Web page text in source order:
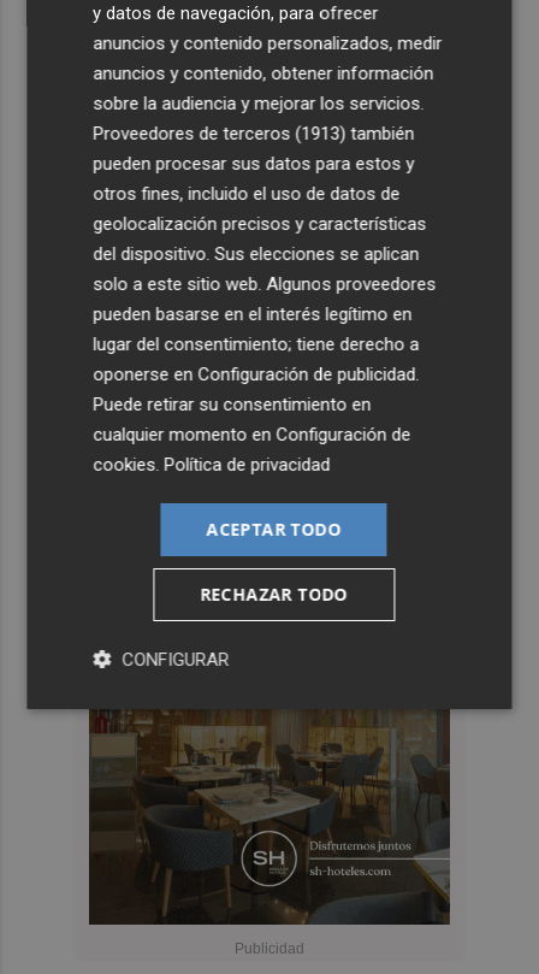
y datos de navegación, para ofrecer
anuncios y contenido personalizados, medir
anuncios y contenido, obtener información
sobre la audiencia y mejorar los servicios.
Proveedores de terceros (1913) también
pueden procesar sus datos para estos y
otros fines, incluido el uso de datos de
geolocalización precisos y características
del dispositivo. Sus elecciones se aplican
solo a este sitio web. Algunos proveedores
pueden basarse en el interés legítimo en
lugar del consentimiento; tiene derecho a
oponerse enConfiguración de publicidad.
Puede retirar su consentimiento en
cualquier momento enConfiguración de
cookies.Política de privacidad
ACEPTAR TODO
RECHAZAR TODO
CONFIGURAR